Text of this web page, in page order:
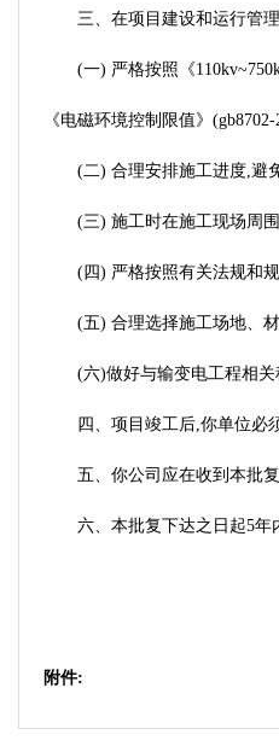
三、在项目建设和运行管
(一) 严格按照《
《电磁环境控制限值》(gb8702-
(二) 合理安排施工进度,避
(三) 施工时在施工现场周
(四) 严格按照有关法规和
(五) 合理选择施工场地、
(六)做好与输变电工程相
四、项目竣工后,你单位必
五、你公司应在收到本批
六、本批复下达之日起5
附件: